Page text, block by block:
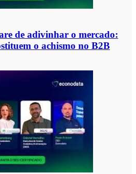
de adivinhar o mercado:
o achismo no B2B